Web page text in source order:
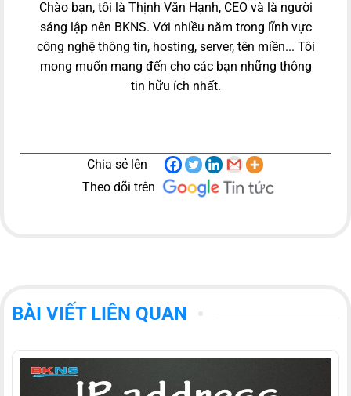
Chào bạn, tôi là Thịnh Văn Hạnh, CEO và là người
sáng lập nên BKNS. Với nhiều năm trong lĩnh vực
công nghệ thông tin, hosting, server, tên miền... Tôi
mong muốn mang đến cho các bạn những thông
tin hữu ích nhất.
Chia sẻ lên
Theo dõi trên
BÀI VIẾT LIÊN QUAN